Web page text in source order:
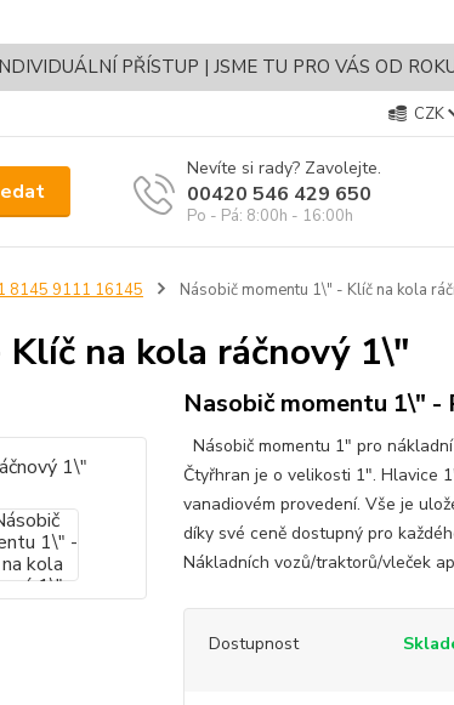
PŘÍSTUP | JSME TU PRO VÁS OD
CZK
Nevíte si rady? Zavolejte.
00420 546 429 650
Po - Pá: 8:00h - 16:00h
8145 9111 16145 Násobič momentu 1\" - Klíč na kola
na kola ráčnový 1\"
Nasobič momentu 1\" -
Násobič momentu 1" pro
Čtyřhran je o velikosti 1". Hlavice
vanadiovém provedení. Vše je
díky své ceně dostupný pro
Nákladních vozů/traktorů/vleček
Dostupnost